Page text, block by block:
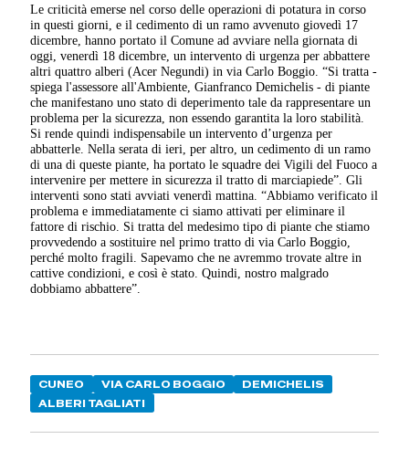
Le criticità emerse nel corso delle operazioni di potatura in corso
in questi giorni, e il cedimento di un ramo avvenuto giovedì 17
dicembre, hanno portato il Comune ad avviare nella giornata di
oggi, venerdì 18 dicembre, un intervento di urgenza per abbattere
altri quattro alberi (Acer Negundi) in via Carlo Boggio. “Si tratta -
spiega l'assessore all'Ambiente, Gianfranco Demichelis - di piante
che manifestano uno stato di deperimento tale da rappresentare un
problema per la sicurezza, non essendo garantita la loro stabilità.
Si rende quindi indispensabile un intervento d’urgenza per
abbatterle. Nella serata di ieri, per altro, un cedimento di un ramo
di una di queste piante, ha portato le squadre dei Vigili del Fuoco a
intervenire per mettere in sicurezza il tratto di marciapiede”. Gli
interventi sono stati avviati venerdì mattina. “Abbiamo verificato il
problema e immediatamente ci siamo attivati per eliminare il
fattore di rischio. Si tratta del medesimo tipo di piante che stiamo
provvedendo a sostituire nel primo tratto di via Carlo Boggio,
perché molto fragili. Sapevamo che ne avremmo trovate altre in
cattive condizioni, e così è stato. Quindi, nostro malgrado
dobbiamo abbattere”.
CUNEO VIA CARLO BOGGIO
DEMICHELIS
ALBERI TAGLIATI